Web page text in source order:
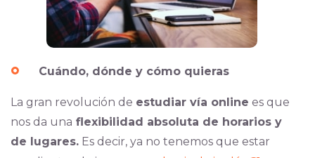
Cuándo, dónde y cómo quieras
La gran revolución de estudiar vía online es que
nos da una flexibilidad absoluta de horarios y
de lugares.Es decir, ya no tenemos que estar